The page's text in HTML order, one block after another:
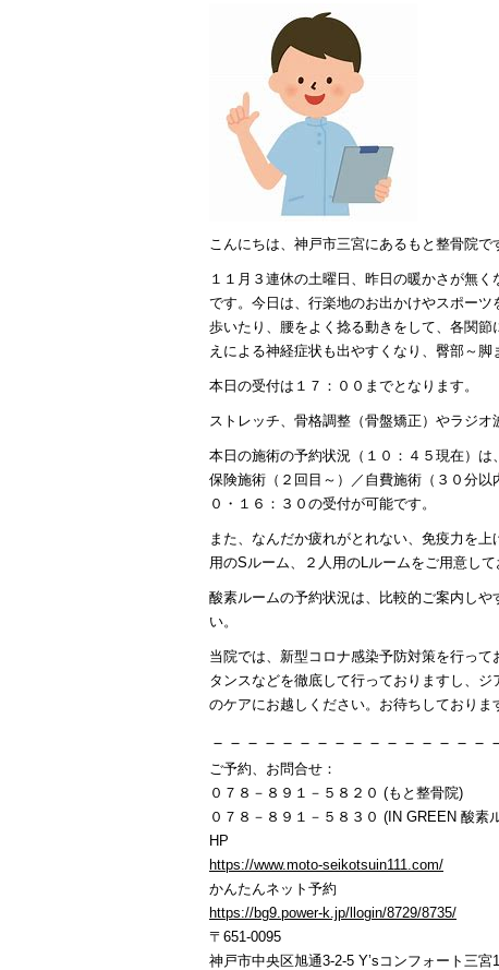
こんにちは、神戸市三宮にあるもと整骨院で
１１月３連休の土曜日、昨日の暖かさが無
です。今日は、行楽地のお出かけやスポー
歩いたり、腰をよく捻る動きをして、各関
えによる神経症状も出やすくなり、臀部～
本日の受付は１７：００までとなります。
ストレッチ、骨格調整（骨盤矯正）やラジ
本日の施術の予約状況（１０：４５現在）
保険施術（２回目～）／自費施術（３０分
０・１６：３０の受付が可能です。
また、なんだか疲れがとれない、免疫力を
用のSルーム、２人用のLルームをご用意して
酸素ルームの予約状況は、比較的ご案内し
い。
当院では、新型コロナ感染予防対策を行っ
タンスなどを徹底して行っておりますし、
のケアにお越しください。お待ちしておりま
－－－－－－－－－－－－－－－－
ご予約、お問合せ：
０７８－８９１－５８２０ (もと整骨院)
０７８－８９１－５８３０ (IN GREEN 酸素
HP
https://www.moto-seikotsuin111.com/
かんたんネット予約
https://bg9.power-k.jp/llogin/8729/8735/
〒651-0095
神戸市中央区旭通3-2-5 Y’sコンフォート三宮